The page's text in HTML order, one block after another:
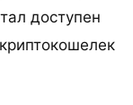
доступен